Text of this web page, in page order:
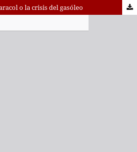
o la crisis del gasóleo